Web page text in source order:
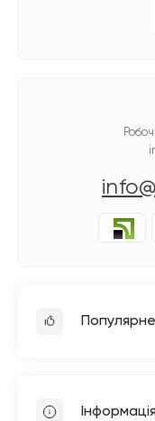
Популярне
Інформація